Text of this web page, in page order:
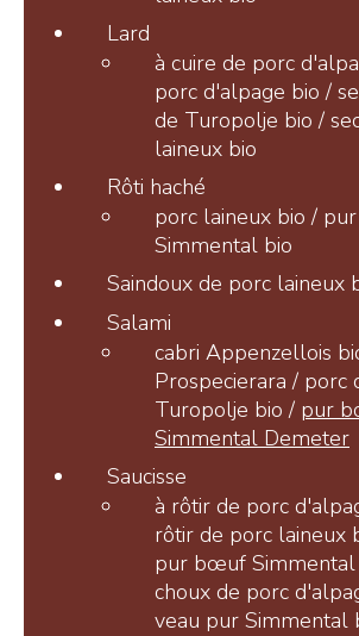
info@pays-
NEWSLETTER
NOUS SUIVRE
Lard
à cuire de porc
porc d'alpage bio /
de Turopolje bio /
laineux bio
Rôti haché
porc laineux bio /
Simmental bio
Saindoux de porc laineux
Salami
cabri Appenzellois
Prospecierara / porc
Turopolje bio / pur
Simmental Demeter
Saucisse
à rôtir de porc
rôtir de porc laineux
pur bœuf Simmental
choux de porc
veau pur Simmental